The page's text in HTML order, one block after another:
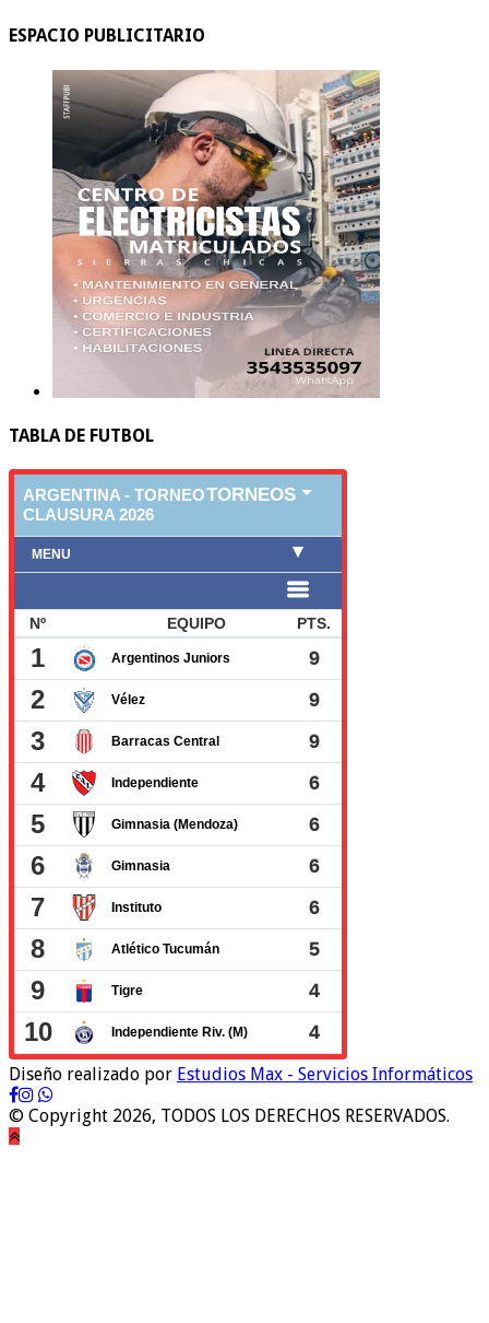
ESPACIO PUBLICITARIO
TABLA DE FUTBOL
Diseño realizado por Estudios Max - Servicios Informáticos
© Copyright 2026, TODOS LOS DERECHOS RESERVADOS.